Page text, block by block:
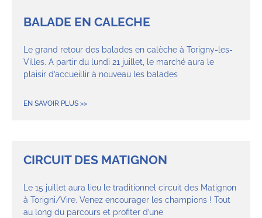
BALADE EN CALECHE
Le grand retour des balades en calèche à Torigny-les-
Villes. A partir du lundi 21 juillet, le marché aura le
plaisir d’accueillir à nouveau les balades
EN SAVOIR PLUS >>
CIRCUIT DES MATIGNON
Le 15 juillet aura lieu le traditionnel circuit des Matignon
à Torigni/Vire. Venez encourager les champions ! Tout
au long du parcours et profiter d’une